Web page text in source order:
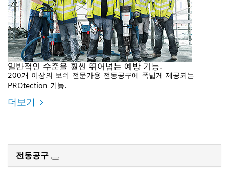
일반적인 수준을 훨씬 뛰어넘는 예방 기능.
200개 이상의 보쉬 전문가용 전동공구에 폭넓게 제공되는
PROtection 기능.
더보기
전동공구